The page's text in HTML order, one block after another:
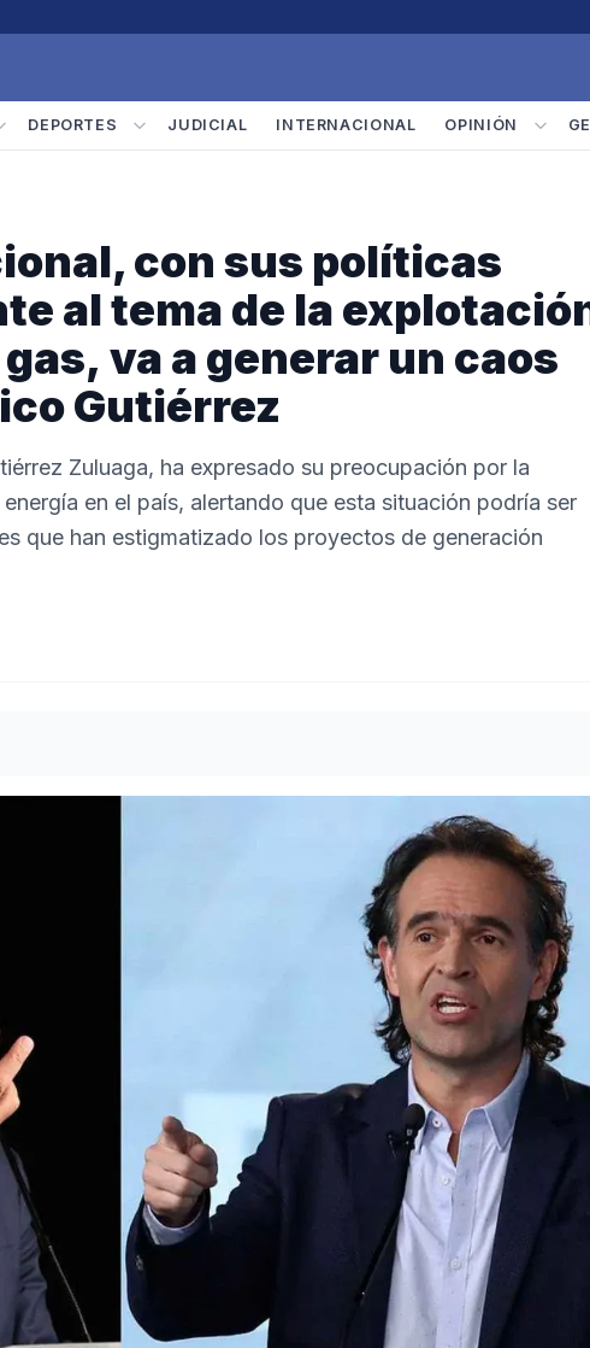
DEPORTES JUDICIAL INTERNACIONAL OPINIÓN
con sus políticas
al tema de la
va a generar un caos
Gutiérrez
Zuluaga, ha expresado su preocupación por la
en el país, alertando que esta situación podría ser
que han estigmatizado los proyectos de generación